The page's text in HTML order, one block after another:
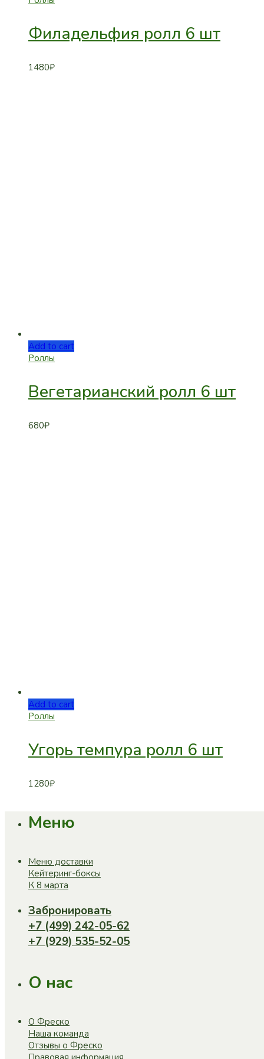
Филадельфия ролл 6 шт
1480₽
Add to cart
Роллы
Вегетарианский ролл 6 шт
680₽
Add to cart
Роллы
Угорь темпура ролл 6 шт
1280₽
Меню
Меню доставки
Кейтеринг-боксы
К 8 марта
Забронировать
+7 (499) 242-05-62
+7 (929) 535-52-05
О нас
О Фреско
Наша команда
Отзывы о Фреско